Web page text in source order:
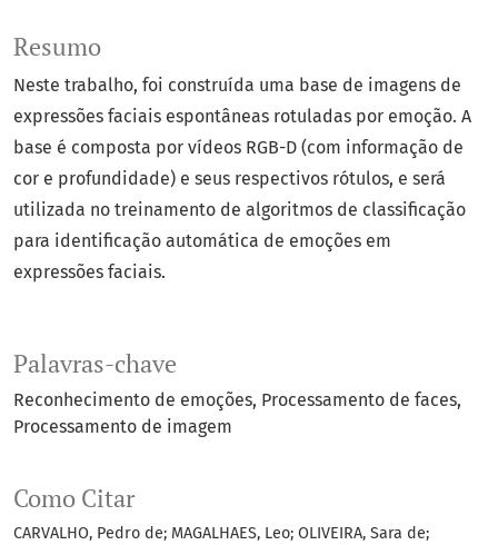
Palavras-chave
Reconhecimento de emoções Processamento de faces
Processamento de imagem
Como Citar
CARVALHO, Pedro de; MAGALHAES, Leo; OLIVEIRA, Sara de;
Resumo
Neste trabalho, foi construída uma base de imagens de
expressões faciais espontâneas rotuladas por emoção. A
base é composta por vídeos RGB-D (com informação de
cor e profundidade) e seus respectivos rótulos, e será
utilizada no treinamento de algoritmos de classificação
para identificação automática de emoções em
expressões faciais.